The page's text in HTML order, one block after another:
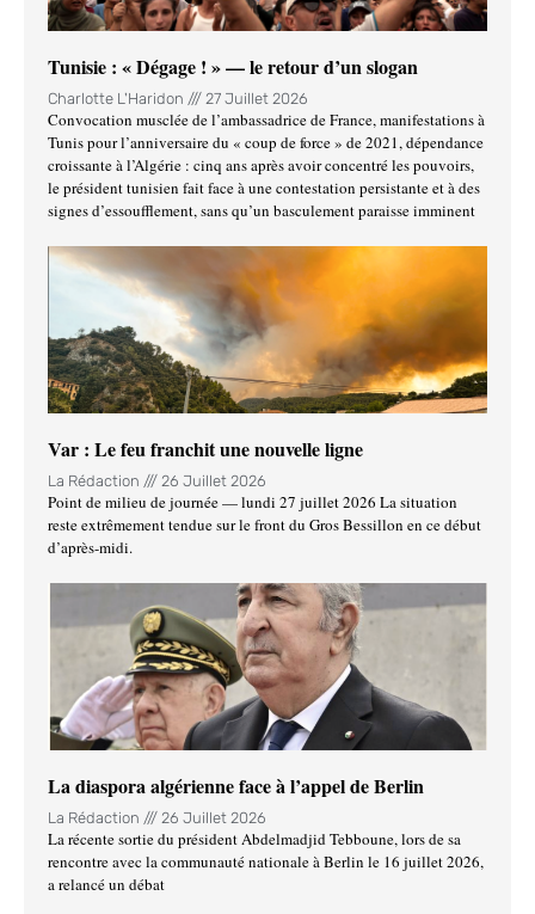
Tunisie : « Dégage ! » — le retour d’un slogan
Charlotte L'Haridon 27 Juillet 2026
Convocation musclée de l’ambassadrice de France, manifestations à
Tunis pour l’anniversaire du « coup de force » de 2021, dépendance
croissante à l’Algérie : cinq ans après avoir concentré les pouvoirs,
le président tunisien fait face à une contestation persistante et à des
signes d’essoufflement, sans qu’un basculement paraisse imminent
Var : Le feu franchit une nouvelle ligne
La Rédaction 26 Juillet 2026
Point de milieu de journée — lundi 27 juillet 2026 La situation
reste extrêmement tendue sur le front du Gros Bessillon en ce début
d’après-midi.
La diaspora algérienne face à l’appel de Berlin
La Rédaction 26 Juillet 2026
La récente sortie du président Abdelmadjid Tebboune, lors de sa
rencontre avec la communauté nationale à Berlin le 16 juillet 2026,
a relancé un débat